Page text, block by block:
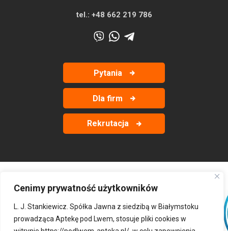
Cenimy prywatność użytkowników
L. J. Stankiewicz. Spółka Jawna z siedzibą w Białymstoku
prowadząca Aptekę pod Lwem, stosuje pliki cookies w
tel.: +48 662 219 786
Pytania
Dla firm
Rekrutacja
‹